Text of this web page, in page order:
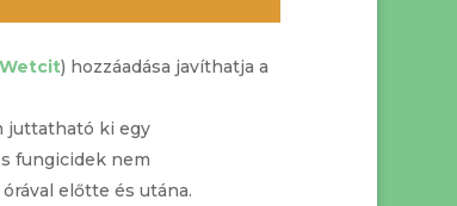
Wetcit) hozzáadása javíthatja a
juttatható ki egy
fungicidek nem
előtte és utána.